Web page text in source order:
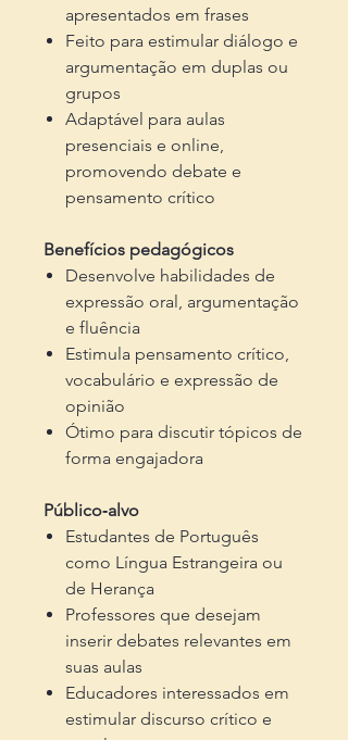
apresentados em frases
Feito para estimular diálogo e
argumentação em duplas ou
grupos
Adaptável para aulas
presenciais e online,
promovendo debate e
pensamento crítico
Benefícios pedagógicos
Desenvolve habilidades de
expressão oral, argumentação
e fluência
Estimula pensamento crítico,
vocabulário e expressão de
opinião
Ótimo para discutir tópicos de
forma engajadora
Público‑alvo
Estudantes de Português
como Língua Estrangeira ou
de Herança
Professores que desejam
inserir debates relevantes em
suas aulas
Educadores interessados em
estimular discurso crítico e